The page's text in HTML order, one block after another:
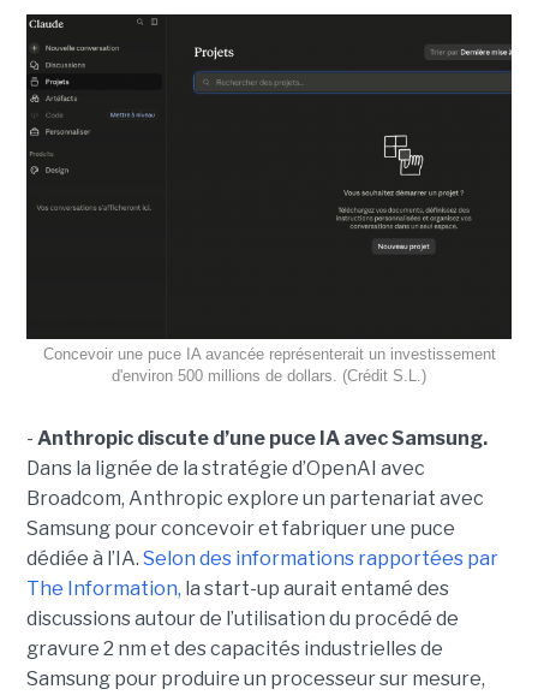
Concevoir une puce IA avancée représenterait un investissement
d'environ 500 millions de dollars. (Crédit S.L.)
- Anthropic discute d’une puce IA avec Samsung.
Dans la lignée de la stratégie d’OpenAI avec
Broadcom, Anthropic explore un partenariat avec
Samsung pour concevoir et fabriquer une puce
dédiée à l’IA. Selon des informations rapportées par
The Information, la start-up aurait entamé des
discussions autour de l’utilisation du procédé de
gravure 2 nm et des capacités industrielles de
Samsung pour produire un processeur sur mesure,